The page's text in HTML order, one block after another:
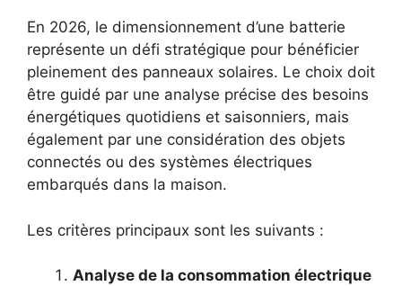
En 2026, le dimensionnement d’une batterie
représente un défi stratégique pour bénéficier
pleinement des panneaux solaires. Le choix doit
être guidé par une analyse précise des besoins
énergétiques quotidiens et saisonniers, mais
également par une considération des objets
connectés ou des systèmes électriques
embarqués dans la maison.
Les critères principaux sont les suivants :
Analyse de la consommation électrique